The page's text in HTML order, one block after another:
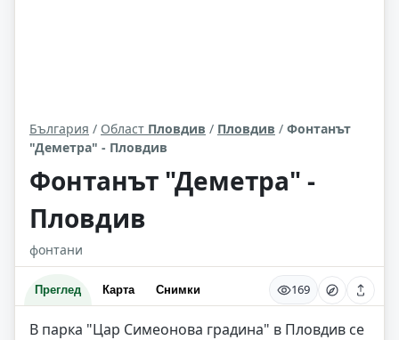
България / Област Пловдив / Пловдив / Фонтанът
"Деметра" - Пловдив
Фонтанът "Деметра" -
Пловдив
фонтани
Преглед Карта Снимки 169
В парка "Цар Симеонова градина" в Пловдив се